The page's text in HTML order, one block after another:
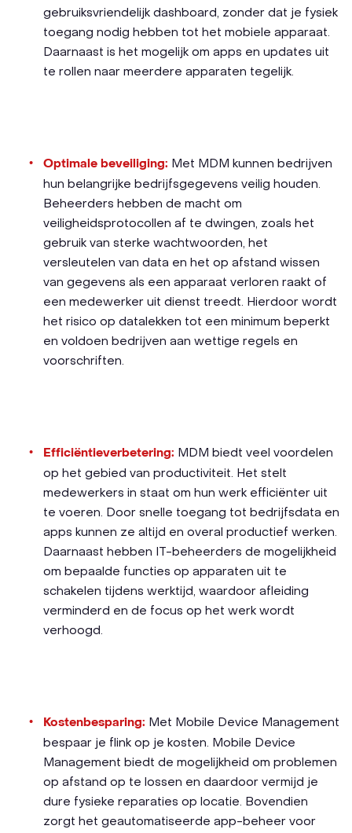
gebruiksvriendelijk dashboard, zonder dat je fysiek
toegang nodig hebben tot het mobiele apparaat.
Daarnaast is het mogelijk om apps en updates uit
te rollen naar meerdere apparaten tegelijk.
Optimale beveiliging: Met MDM kunnen bedrijven
hun belangrijke bedrijfsgegevens veilig houden.
Beheerders hebben de macht om
veiligheidsprotocollen af te dwingen, zoals het
gebruik van sterke wachtwoorden, het
versleutelen van data en het op afstand wissen
van gegevens als een apparaat verloren raakt of
een medewerker uit dienst treedt. Hierdoor wordt
het risico op datalekken tot een minimum beperkt
en voldoen bedrijven aan wettige regels en
voorschriften.
Efficiëntieverbetering: MDM biedt veel voordelen
op het gebied van productiviteit. Het stelt
medewerkers in staat om hun werk efficiënter uit
te voeren. Door snelle toegang tot bedrijfsdata en
apps kunnen ze altijd en overal productief werken.
Daarnaast hebben IT-beheerders de mogelijkheid
om bepaalde functies op apparaten uit te
schakelen tijdens werktijd, waardoor afleiding
verminderd en de focus op het werk wordt
verhoogd.
Kostenbesparing: Met Mobile Device Management
bespaar je flink op je kosten. Mobile Device
Management biedt de mogelijkheid om problemen
op afstand op te lossen en daardoor vermijd je
dure fysieke reparaties op locatie. Bovendien
zorgt het geautomatiseerde app-beheer voor